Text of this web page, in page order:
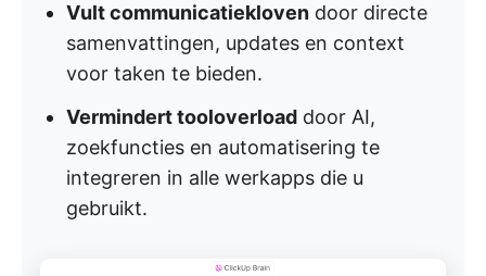
Vult communicatiekloven door directe
samenvattingen, updates en context
voor taken te bieden.
Vermindert tooloverload door AI,
zoekfuncties en automatisering te
integreren in alle werkapps die u
gebruikt.